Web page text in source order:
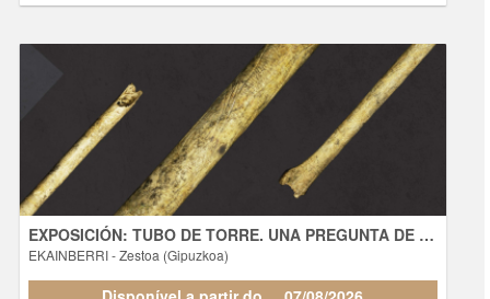
EXPOSICIÓN: TUBO DE TORRE. UNA PREGUNTA DE 12.000 AÑOS - VIERNES 17:00-19:00
EKAINBERRI- Zestoa (Gipuzkoa)
EXPOSICIÓN: TUBO DE TORRE. UNA PREGUNTA DE
12.000 AÑOS - VIERNES 17:00-19:00
EKAINBERRI
- Zestoa (Gipuzkoa)
Disponível a partir do ... 07/08/2026